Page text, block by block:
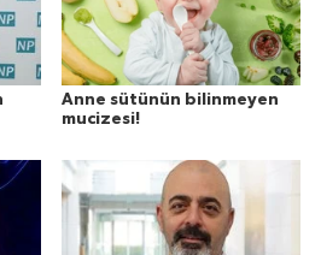
Anne sütünün bilinmeyen
mucizesi!